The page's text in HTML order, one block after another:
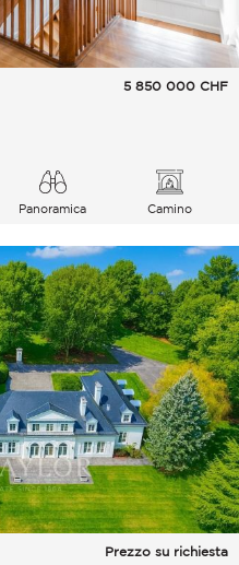
5 850 000 CHF
Panoramica Camino
Prezzo su richiesta